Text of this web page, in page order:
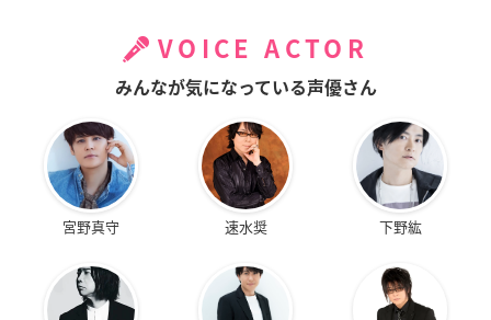
VOICE ACTOR
みんなが気になっている声優さん
宮野真守 速水奨 下野紘